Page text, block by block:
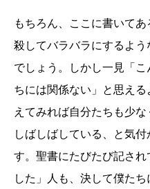
もちろん、ここに書いて
殺してバラバラにするよ
でしょう。しかし一見「
ちには関係ない」と思え
えてみれば自分たちも少
しばしばしている、と気
す。聖書にたびたび記さ
した」人も、決して僕た